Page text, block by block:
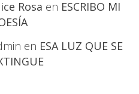
Rosa en ESCRIBO MI
en ESA LUZ QUE SE